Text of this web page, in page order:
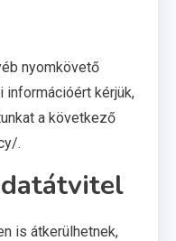
nyomkövető
információért kérjük,
a következő
.
is átkerülhetnek,